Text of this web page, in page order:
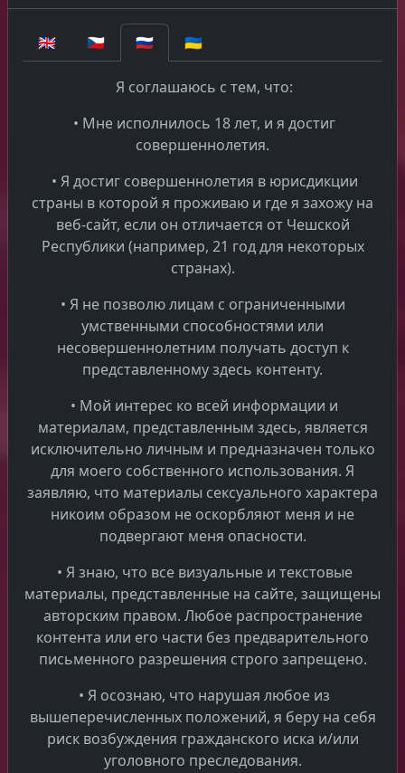
Общие данные шифруются на серверах. 4. ХРАНЕНИЕ
И УДАЛЕНИЕ ПЕРСОНАЛЬНЫХ ДАННЫХ 4.1 В разделе
4 описываются наши методы и политики хранения
данных. они разработаны в соответствии с нашими
персональных данных и распоряжению ими. 4.2
персональные данные, которые мы используем для
каких-либо целей, не должны храниться дольше, чем
это необходимо для этой цели или для других целей.
4.3 несмотря на другие положения настоящего
раздела 4, мы можем сохранять ваши персональные
данные, если такое хранение необходимо для
мы подчиняемся, или для защиты ваших жизненно
важных интересов или жизненно важных интересов
другого лица или закона Соединенного Королевства
и Европейского Союза. 4.4 вы имеете право
сохранили о вас 5. БЕЗОПАСНОСТЬ ПЕРСОНАЛЬНЫХ
ДАННЫХ 5.1 мы примем соответствующие
технические и организационные меры для защиты
ваших персональных данных и предотвращения
потери, неправильного использования или
изменения ваших персональных данных. 5.2 мы
храним все ваши персональные данные на
защищенном сервере. 5.3 данные, отправляемые из
вашего веб-браузера на наш веб-сервер или с
нашего веб-сервера на ваш веб-браузер, в
некоторых случаях будут защищены технологией
шифрования. Всякий раз, когда вы производите
данные не обрабатываются компанией
Pragueadultguide.cz . Pragueadultguide.cz мы не
обрабатываем данные о транзакциях по кредитным
картам, а также не храним и не просматриваем
🇬🇧 🇨🇿 🇷🇺 🇺🇦
Я соглашаюсь с тем, что:
• Мне исполнилось 18 лет, и я достиг
совершеннолетия.
• Я достиг совершеннолетия в юрисдикции
страны в которой я проживаю и где я захожу на
веб-сайт, если он отличается от Чешской
Республики (например, 21 год для некоторых
странах).
• Я не позволю лицам с ограниченными
умственными способностями или
несовершеннолетним получать доступ к
представленному здесь контенту.
• Мой интерес ко всей информации и
материалам, представленным здесь, является
исключительно личным и предназначен только
для моего собственного использования. Я
заявляю, что материалы сексуального характера
никоим образом не оскорбляют меня и не
подвергают меня опасности.
• Я знаю, что все визуальные и текстовые
материалы, представленные на сайте, защищены
авторским правом. Любое распространение
контента или его части без предварительного
письменного разрешения строго запрещено.
• Я осознаю, что нарушая любое из
вышеперечисленных положений, я беру на себя
риск возбуждения гражданского иска и/или
уголовного преследования.